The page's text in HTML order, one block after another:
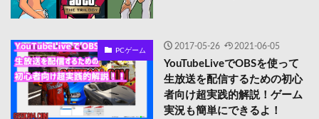
PCゲーム 2017-05-26 2021-06-05
YouTubeLiveでOBSを使って
生放送を配信するための初心
者向け超実践的解説！ゲーム
実況も簡単にできるよ！